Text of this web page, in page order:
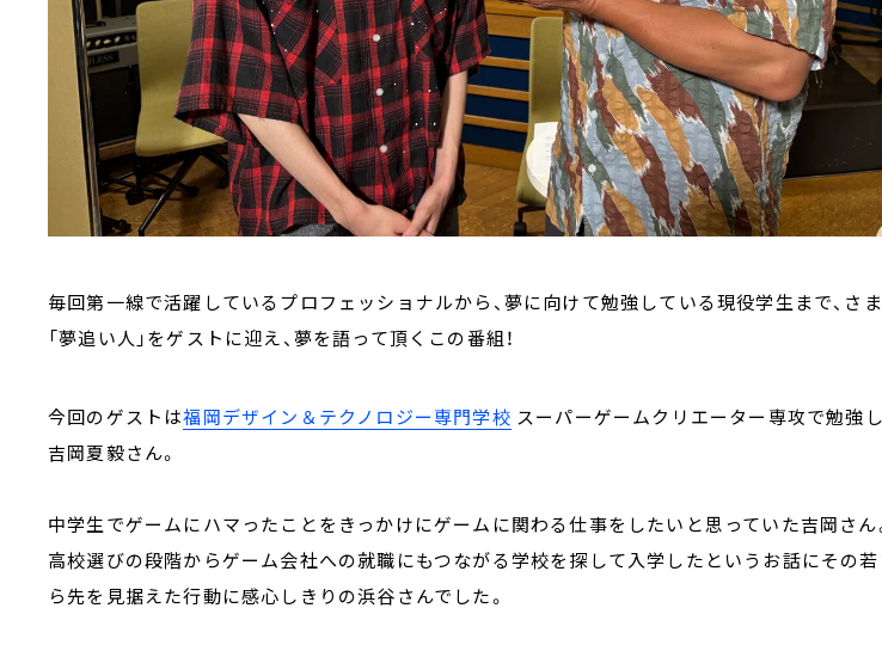
毎回第一線で活躍しているプロフェッショナルから、夢に向けて勉強している現役学生まで、さ
「夢追い人」をゲストに迎え、夢を語って頂くこの番組！
今回のゲストは福岡デザイン＆テクノロジー専門学校 スーパーゲームクリエーター専攻で勉強
吉岡夏毅さん。
中学生でゲームにハマったことをきっかけにゲームに関わる仕事をしたいと思っていた吉岡さん
高校選びの段階からゲーム会社への就職にもつながる学校を探して入学したというお話にその
ら先を見据えた行動に感心しきりの浜谷さんでした。